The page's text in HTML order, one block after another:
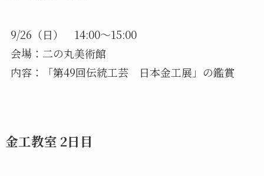
9/26（日） 14:00〜15:00
会場：二の丸美術館
内容：「第49回伝統工芸 日本金工展」の鑑賞
金工教室 2日目